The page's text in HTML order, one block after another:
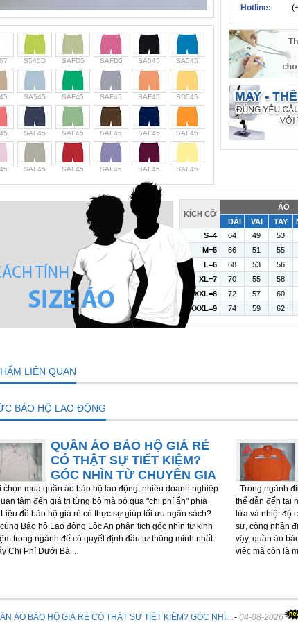
S545D SAFD5 SAFD5 SA545 SA545
SA545 SAF45 SAF45 SAF45 SD545
SAF45 SAF45 SAF45 SAF45 SAF45
SAF45 SAF45 SAF45 SAF45 SAF45
Hotline:
KÍCH CỠ
ÁO
DÀI
VAI TAY
S=4
64 49 53
M=5
66 51 55
L=6
68 53 56
XL=7
70 55 58
XXL=8
72 57 60
XXXL=9
74 59 62
LIÊN QUAN
BẢO HỘ LAO ĐỘNG
QUẦN ÁO BẢO HỘ GIÁ RẺ
CÓ THẬT SỰ TIẾT KIỆM?
GÓC NHÌN TỪ CHUYÊN GIA
mua quần áo bảo hộ lao động, nhiều doanh nghiệp
tâm đến giá trị từng bộ mà bỏ qua "chi phí ẩn" phía
đồ bảo hộ giá rẻ có thực sự giúp tối ưu ngân sách?
Bảo hộ Lao động Lộc An phân tích góc nhìn từ kinh
trong ngành để có quyết định đầu tư thông minh nhất.
Chi Phí Dưới Bà...
Trong ngành
thể dẫn đến tai
lửa và nhiệt độ
sư, công nhân
vậy, quần áo
việc mà còn là
ÁO BẢO HỘ GIÁ RẺ CÓ THẬT SỰ TIẾT KIỆM? GÓC NHÌ... - 04-08-2026